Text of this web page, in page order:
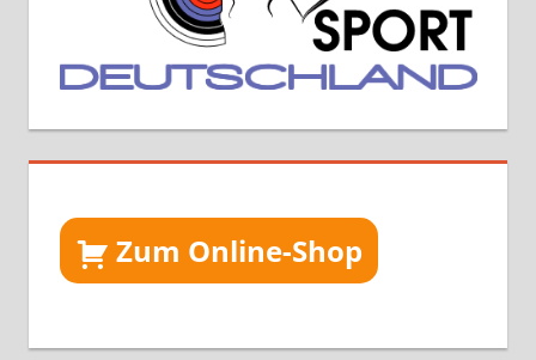
Zum Online-Shop